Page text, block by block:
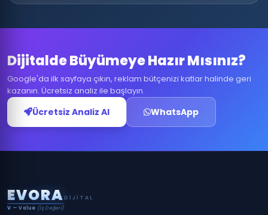
Dijitalde Büyümeye Hazır Mısınız?
Google'da ilk sayfaya çıkın, reklam bütçenizi katlar halinde geri
kazanın. Ücretsiz analiz ile başlayın.
Ücretsiz Analiz Al WhatsApp
EVORA DIJITAL
V — Value (İş Değeri)